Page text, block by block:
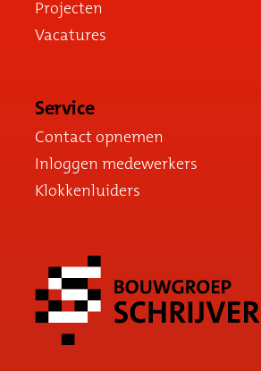
Projecten
Vacatures
Service
Contact opnemen
Inloggen medewerkers
Klokkenluiders